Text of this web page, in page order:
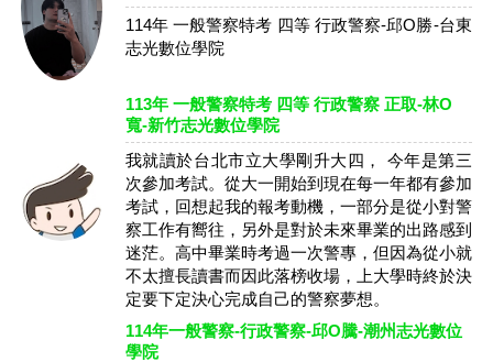
114年 一般警察特考 四等 行政警察-邱O勝-台東
志光數位學院
113年 一般警察特考 四等 行政警察 正取-林O
寬-新竹志光數位學院
我就讀於台北市立大學剛升大四， 今年是第三
次參加考試。從大一開始到現在每一年都有參加
考試，回想起我的報考動機，一部分是從小對警
察工作有嚮往，另外是對於未來畢業的出路感到
迷茫。高中畢業時考過一次警專，但因為從小就
不太擅長讀書而因此落榜收場，上大學時終於決
定要下定決心完成自己的警察夢想。
114年一般警察-行政警察-邱O騰-潮州志光數位
學院